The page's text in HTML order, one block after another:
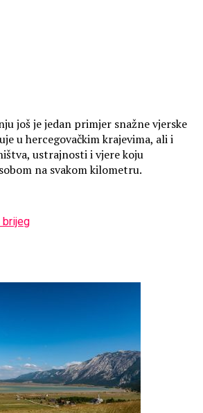
još je jedan primjer snažne vjerske
u hercegovačkim krajevima, ali i
ustrajnosti i vjere koju
na svakom kilometru.
brijeg